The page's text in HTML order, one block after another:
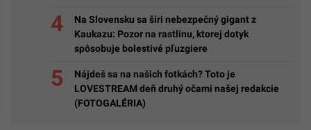
Na Slovensku sa šíri nebezpečný gigant z
Kaukazu: Pozor na rastlinu, ktorej dotyk
spôsobuje bolestivé pľuzgiere
Nájdeš sa na našich fotkách? Toto je
LOVESTREAM deň druhý očami našej redakcie
(FOTOGALÉRIA)